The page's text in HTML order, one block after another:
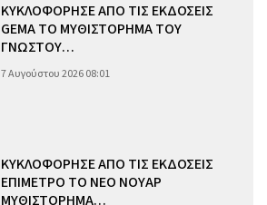
ΚΥΚΛΟΦΟΡΗΣΕ ΑΠΟ ΤΙΣ ΕΚΔΟΣΕΙΣ
GEMA ΤΟ ΜΥΘΙΣΤΟΡΗΜΑ ΤΟΥ
ΓΝΩΣΤΟΥ…
7 Αυγούστου 2026 08:01
ΚΥΚΛΟΦΟΡΗΣΕ ΑΠΟ ΤΙΣ ΕΚΔΟΣΕΙΣ
ΕΠΙΜΕΤΡΟ ΤΟ ΝΕΟ ΝΟΥΑΡ